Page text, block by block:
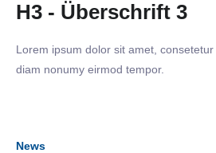
H3 - Überschrift 3
Lorem ipsum dolor sit amet,
diam nonumy eirmod tempor.
News